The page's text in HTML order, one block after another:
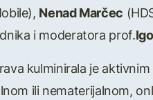
Nenad Marčec
i moderatora prof.
kulminirala je
ili nematerijalnom,